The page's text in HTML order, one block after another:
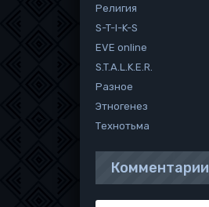
Религия
S-T-I-K-S
EVE online
S.T.A.L.K.E.R.
Разное
Этногенез
Технотьма
Комментарии